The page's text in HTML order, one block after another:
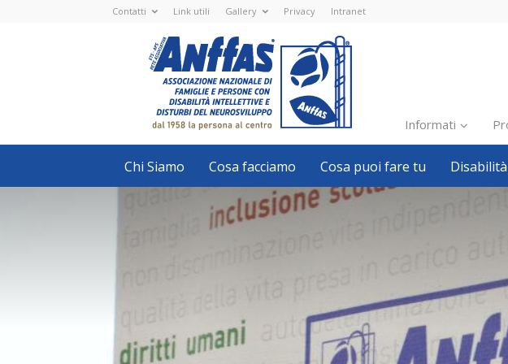
Contatti Link utili Gallery Privacy Intranet
Nazionale
ETS
-
APS
Associazione
Nazionale
di
Famiglie
e
con
disabilità
intellettive
neurosviluppo
Informati
Chi Siamo Cosa facciamo Cosa puoi fare tu